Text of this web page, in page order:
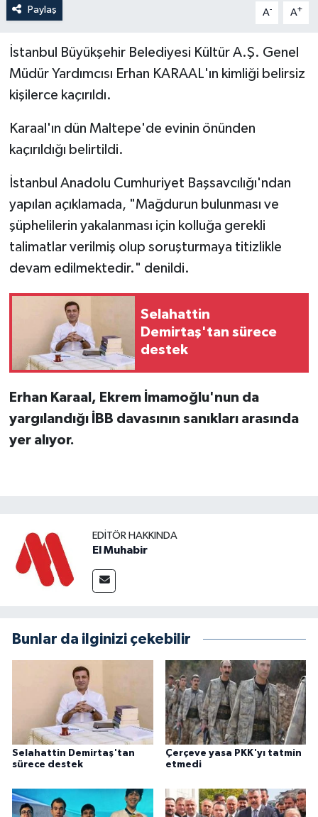
Paylaş A- A+
İstanbul Büyükşehir Belediyesi Kültür A.Ş. Genel
Müdür Yardımcısı Erhan KARAAL'ın kimliği belirsiz
kişilerce kaçırıldı.
Karaal'ın dün Maltepe'de evinin önünden
kaçırıldığı belirtildi.
İstanbul Anadolu Cumhuriyet Başsavcılığı'ndan
yapılan açıklamada, "Mağdurun bulunması ve
şüphelilerin yakalanması için kolluğa gerekli
talimatlar verilmiş olup soruşturmaya titizlikle
devam edilmektedir." denildi.
Selahattin
Demirtaş'tan sürece
destek
Erhan Karaal, Ekrem İmamoğlu'nun da
yargılandığı İBB davasının sanıkları arasında
yer alıyor.
EDITÖR HAKKINDA
El Muhabir
Bunlar da ilginizi çekebilir
Selahattin Demirtaş'tan
sürece destek
Çerçeve yasa PKK'yı tatmin
etmedi